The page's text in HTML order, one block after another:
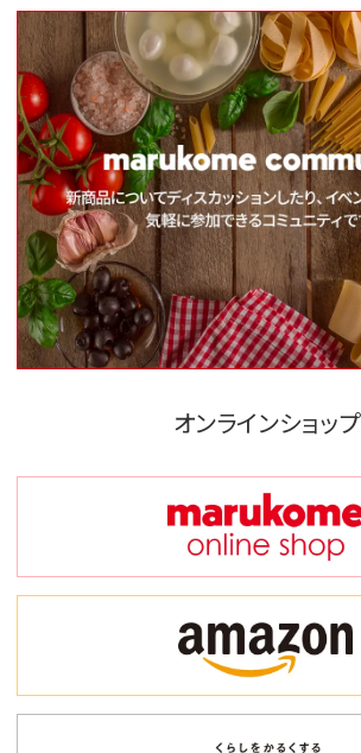
オンラインショップ